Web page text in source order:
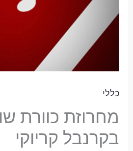
כללי
מחרוזת כוורת
בקרנבל קריוקי
בקרנבל
קריוקי